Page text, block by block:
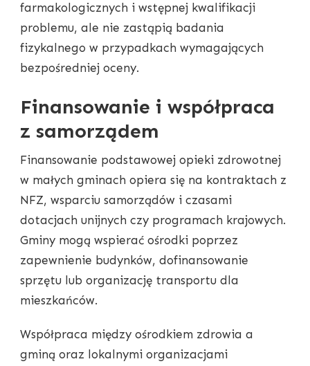
farmakologicznych i wstępnej kwalifikacji
problemu, ale nie zastąpią badania
fizykalnego w przypadkach wymagających
bezpośredniej oceny.
Finansowanie i współpraca
z samorządem
Finansowanie podstawowej opieki zdrowotnej
w małych gminach opiera się na kontraktach z
NFZ, wsparciu samorządów i czasami
dotacjach unijnych czy programach krajowych.
Gminy mogą wspierać ośrodki poprzez
zapewnienie budynków, dofinansowanie
sprzętu lub organizację transportu dla
mieszkańców.
Współpraca między ośrodkiem zdrowia a
gminą oraz lokalnymi organizacjami